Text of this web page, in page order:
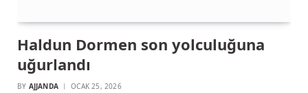
Haldun Dormen son yolculuğuna
uğurlandı
BY AJJANDA OCAK 25, 2026